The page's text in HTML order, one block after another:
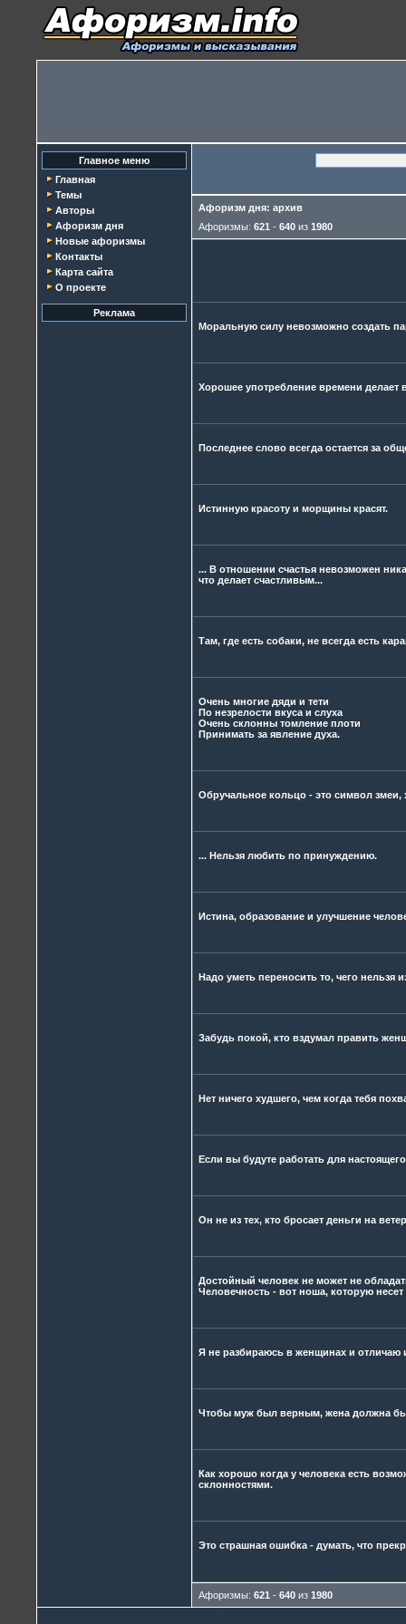
Главное меню
Главная
Темы
Авторы
Афоризм дня
Новые афоризмы
Контакты
Карта сайта
О проекте
Реклама
Афоризм дня: архив
Афоризмы: 621 - 640 из 1980
Моральную силу невозможно создать
Хорошее употребление времени
Последнее слово всегда остается за
Истинную красоту и морщины красят.
... В отношении счастья невозможен
что делает счастливым...
Там, где есть собаки, не всегда есть
Очень многие дяди и тети
По незрелости вкуса и слуха
Очень склонны томление плоти
Принимать за явление духа.
Обручальное кольцо - это символ змеи,
... Нельзя любить по принуждению.
Истина, образование и улучшение
Надо уметь переносить то, чего нельзя
Забудь покой, кто вздумал править
Нет ничего худшего, чем когда тебя
Если вы будуте работать для
Он не из тех, кто бросает деньги на
Достойный человек не может не
Человечность - вот ноша, которую
Я не разбираюсь в женщинах и отличаю
Чтобы муж был верным, жена должна
Как хорошо когда у человека есть
склонностями.
Это страшная ошибка - думать, что
Афоризмы: 621 - 640 из 1980